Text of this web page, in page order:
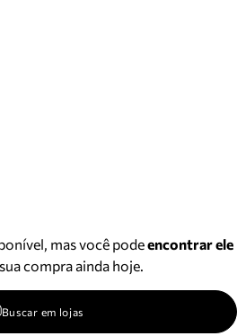
e solicite devoluções.
mas você podeencontrar ele
compra ainda hoje.
Buscar em lojas